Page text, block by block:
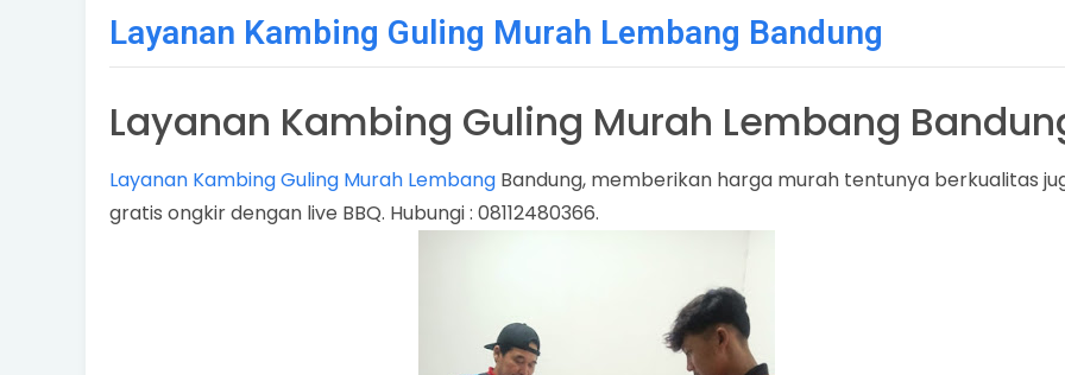
Layanan Kambing Guling Murah Lembang Bandung
Layanan Kambing Guling Murah Lembang
Layanan Kambing Guling Murah Lembang Bandung, memberikan harga murah tentunya berkualitas
gratis ongkir dengan live BBQ. Hubungi : 08112480366.